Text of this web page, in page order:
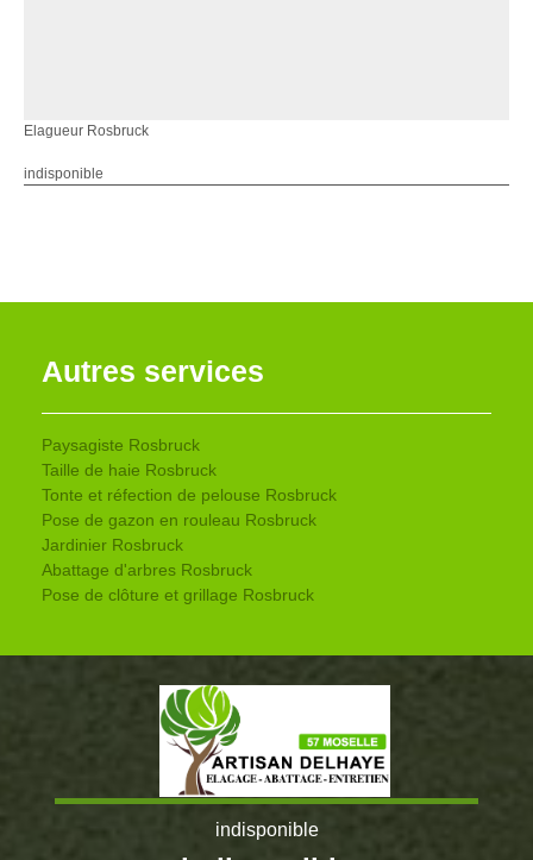
Elagueur Rosbruck
indisponible
Autres services
Paysagiste Rosbruck
Taille de haie Rosbruck
Tonte et réfection de pelouse Rosbruck
Pose de gazon en rouleau Rosbruck
Jardinier Rosbruck
Abattage d'arbres Rosbruck
Pose de clôture et grillage Rosbruck
indisponible